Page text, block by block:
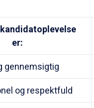
er:
gennemsigtig
og respektfuld